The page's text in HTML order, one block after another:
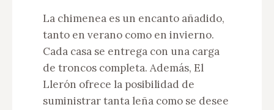
La chimenea es un encanto añadido,
tanto en verano como en invierno.
Cada casa se entrega con una carga
de troncos completa. Además, El
Llerón ofrece la posibilidad de
suministrar tanta leña como se desee